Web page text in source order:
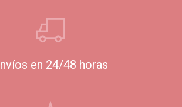
en 24/48 horas